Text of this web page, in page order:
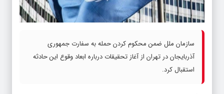
سازمان ملل ضمن محکوم کردن حمله به سفارت جمهوری
آذربایجان در تهران از آغاز تحقیقات درباره ابعاد وقوع این حادثه
استقبال کرد.